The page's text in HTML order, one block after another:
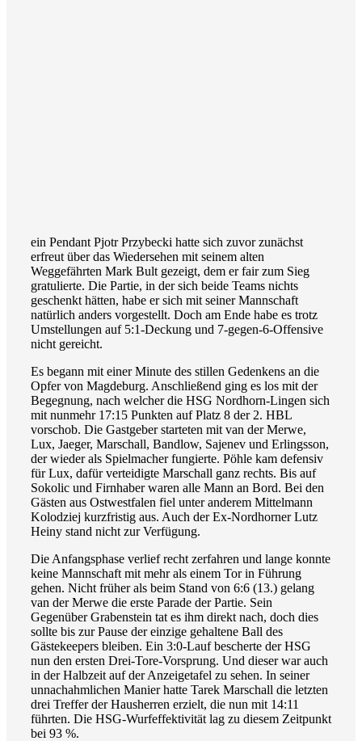
ein Pendant Pjotr Przybecki hatte sich zuvor zunächst
erfreut über das Wiedersehen mit seinem alten
Weggefährten Mark Bult gezeigt, dem er fair zum Sieg
gratulierte. Die Partie, in der sich beide Teams nichts
geschenkt hätten, habe er sich mit seiner Mannschaft
natürlich anders vorgestellt. Doch am Ende habe es trotz
Umstellungen auf 5:1-Deckung und 7-gegen-6-Offensive
nicht gereicht.
Es begann mit einer Minute des stillen Gedenkens an die
Opfer von Magdeburg. Anschließend ging es los mit der
Begegnung, nach welcher die HSG Nordhorn-Lingen sich
mit nunmehr 17:15 Punkten auf Platz 8 der 2. HBL
vorschob. Die Gastgeber starteten mit van der Merwe,
Lux, Jaeger, Marschall, Bandlow, Sajenev und Erlingsson,
der wieder als Spielmacher fungierte. Pöhle kam defensiv
für Lux, dafür verteidigte Marschall ganz rechts. Bis auf
Sokolic und Firnhaber waren alle Mann an Bord. Bei den
Gästen aus Ostwestfalen fiel unter anderem Mittelmann
Kolodziej kurzfristig aus. Auch der Ex-Nordhorner Lutz
Heiny stand nicht zur Verfügung.
Die Anfangsphase verlief recht zerfahren und lange konnte
keine Mannschaft mit mehr als einem Tor in Führung
gehen. Nicht früher als beim Stand von 6:6 (13.) gelang
van der Merwe die erste Parade der Partie. Sein
Gegenüber Grabenstein tat es ihm direkt nach, doch dies
sollte bis zur Pause der einzige gehaltene Ball des
Gästekeepers bleiben. Ein 3:0-Lauf bescherte der HSG
nun den ersten Drei-Tore-Vorsprung. Und dieser war auch
in der Halbzeit auf der Anzeigetafel zu sehen. In seiner
unnachahmlichen Manier hatte Tarek Marschall die letzten
drei Treffer der Hausherren erzielt, die nun mit 14:11
führten. Die HSG-Wurfeffektivität lag zu diesem Zeitpunkt
bei 93 %.